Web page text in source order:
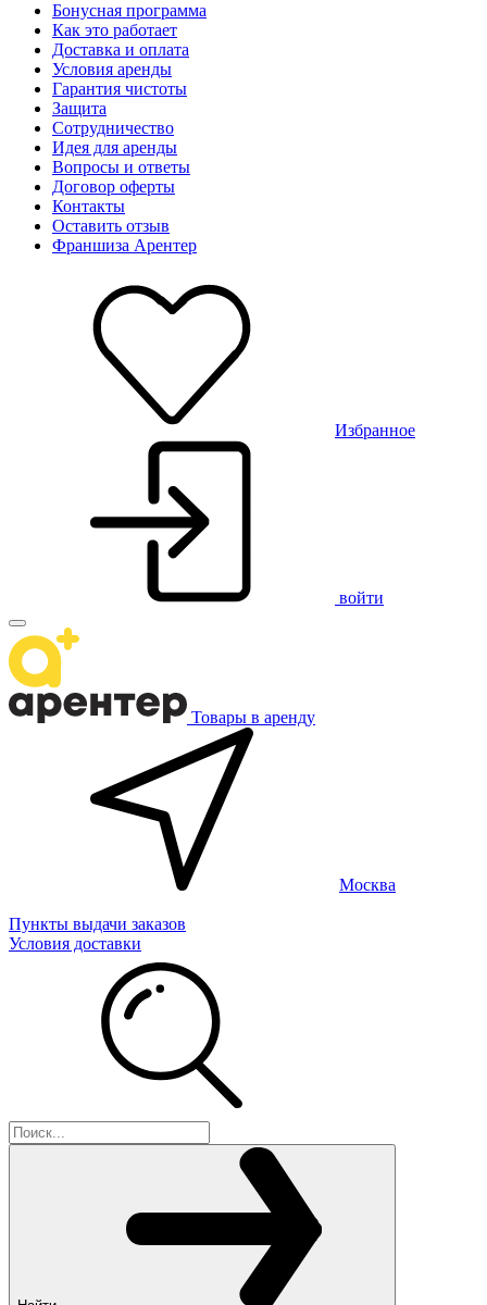
Бонусная программа
Как это работает
Доставка и оплата
Условия аренды
Гарантия чистоты
Защита
Сотрудничество
Идея для аренды
Вопросы и ответы
Договор оферты
Контакты
Оставить отзыв
Франшиза Арентер
Избранное
войти
Товары в аренду
Москва
Пункты выдачи заказов
Условия доставки